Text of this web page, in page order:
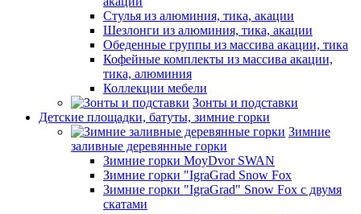
Стулья из алюминия, тика, акации
Шезлонги из алюминия, тика, акации
Обеденные группы из массива акации, тика
Кофейные комплекты из массива акации,
тика, алюминия
Коллекции мебели
Зонты и подставки
Детские площадки, батуты, зимние горки
Зимние
заливные деревянные горки
Зимние горки MoyDvor SWAN
Зимние горки "IgraGrad Snow Fox
Зимние горки "IgraGrad" Snow Fox с двумя
скатами